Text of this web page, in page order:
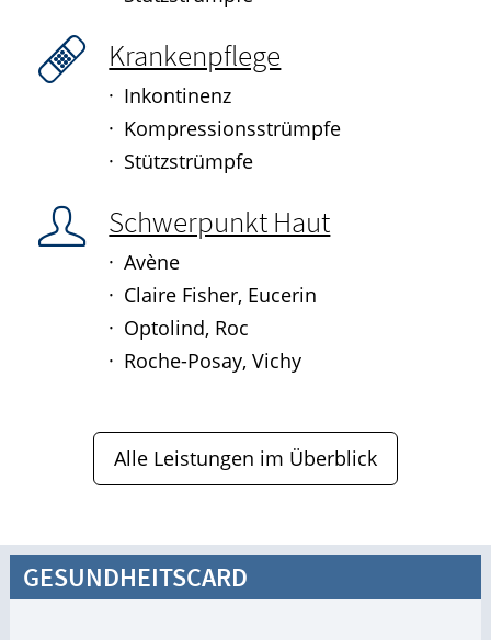
Krankenpflege
Inkontinenz
Kompressionsstrümpfe
Stützstrümpfe
Schwerpunkt Haut
Avène
Claire Fisher, Eucerin
Optolind, Roc
Roche-Posay, Vichy
Alle Leistungen im Überblick
GESUNDHEITSCARD